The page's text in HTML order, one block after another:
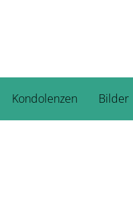
Kondolenzen Bilder